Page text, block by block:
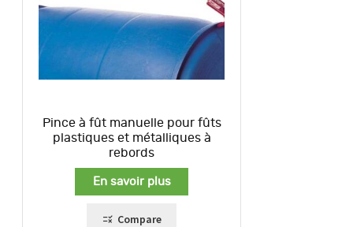
Pince à fût manuelle pour fûts
plastiques et métalliques à
rebords
En savoir plus
Compare